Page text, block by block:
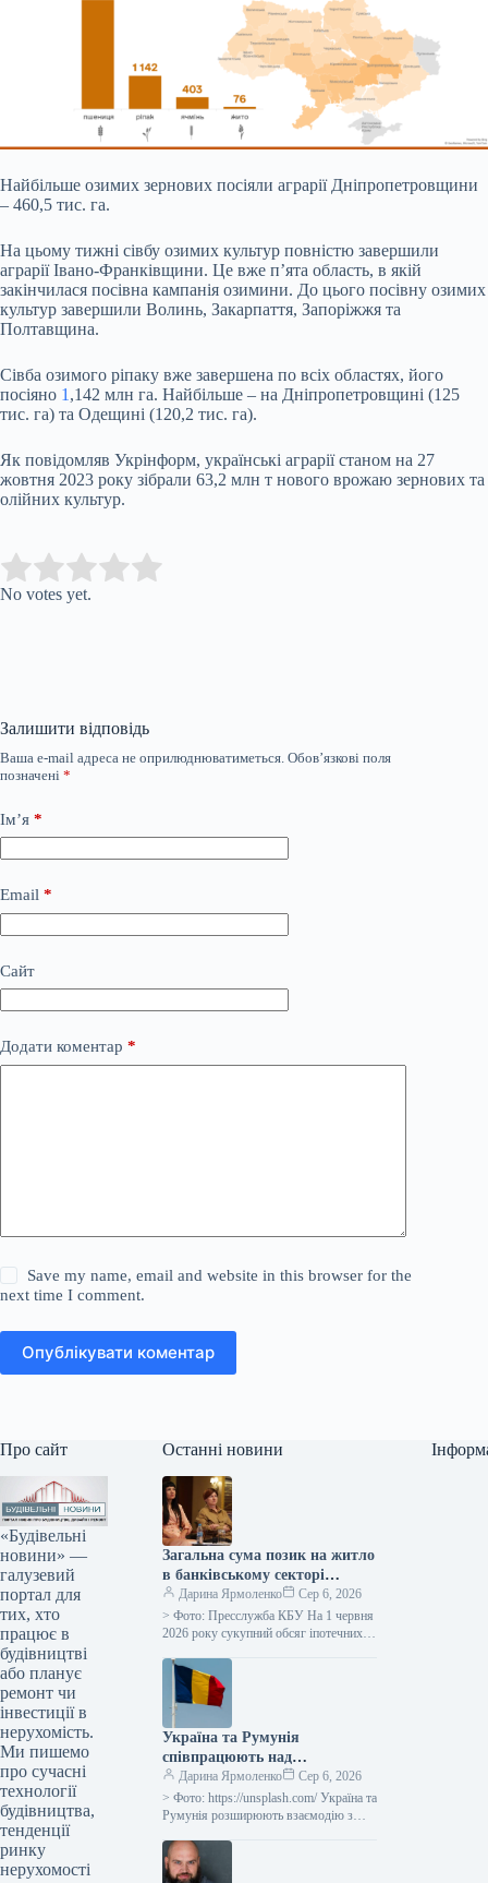
Найбільше озимих зернових посіяли аграрії Дніпропетровщини
– 460,5 тис. га.
На цьому тижні сівбу озимих культур повністю завершили
аграрії Івано-Франківщини. Це вже п’ята область, в якій
закінчилася посівна кампанія озимини. До цього посівну озимих
культур завершили Волинь, Закарпаття, Запоріжжя та
Полтавщина.
Сівба озимого ріпаку вже завершена по всіх областях, його
посіяно 1 ,142 млн га. Найбільше – на Дніпропетровщині (125
тис. га) та Одещині (120,2 тис. га).
Як повідомляв Укрінформ, українські аграрії станом на 27
жовтня 2023 року зібрали 63,2 млн т нового врожаю зернових та
олійних культур.
Rate this item:
No votes yet.
Залишити відповідь
Ваша e-mail адреса не оприлюднюватиметься. Обов’язкові поля
позначені *
Ім’я *
Email *
Сайт
Додати коментар *
Save my name, email and website in this browser for the
next time I comment.
Опублікувати коментар
Про сайт
«Будівельні
новини» —
галузевий
портал для
тих, хто
працює в
будівництві
або планує
ремонт чи
інвестиції в
нерухомість.
Ми пишемо
про сучасні
технології
будівництва,
тенденції
ринку
нерухомості
Останні новини
Загальна сума позик на житло
в банківському секторі
досягла 50 мільярдів гривень.
Дарина Ярмоленко
Сер 6, 2026
> Фото: Пресслужба КБУ На 1 червня
2026 року сукупний обсяг іпотечних
мільярдів гривень,…
Україна та Румунія
співпрацюють над
збільшенням логістичного
потенціалу порту Констанца
Дарина Ярмоленко
Сер 6, 2026
> Фото: https://unsplash.com/ Україна та
Румунія розширюють взаємодію з
вітчизняної агропродукції через
румунську гавань Констанца, яка